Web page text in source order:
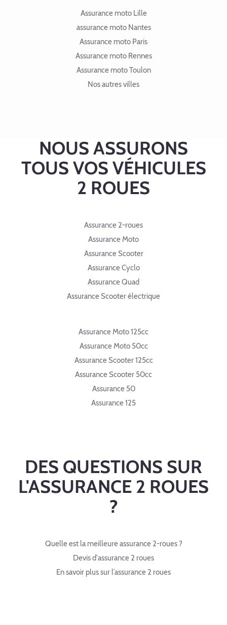
Assurance moto Lille
assurance moto Nantes
Assurance moto Paris
Assurance moto Rennes
Assurance moto Toulon
Nos autres villes
NOUS ASSURONS
TOUS VOS VÉHICULES
2 ROUES
Assurance 2-roues
Assurance Moto
Assurance Scooter
Assurance Cyclo
Assurance Quad
Assurance Scooter électrique
Assurance Moto 125cc
Assurance Moto 50cc
Assurance Scooter 125cc
Assurance Scooter 50cc
Assurance 50
Assurance 125
DES QUESTIONS SUR
L'ASSURANCE 2 ROUES
?
Quelle est la meilleure assurance 2-roues ?
Devis d'assurance 2 roues
En savoir plus sur l’assurance 2 roues